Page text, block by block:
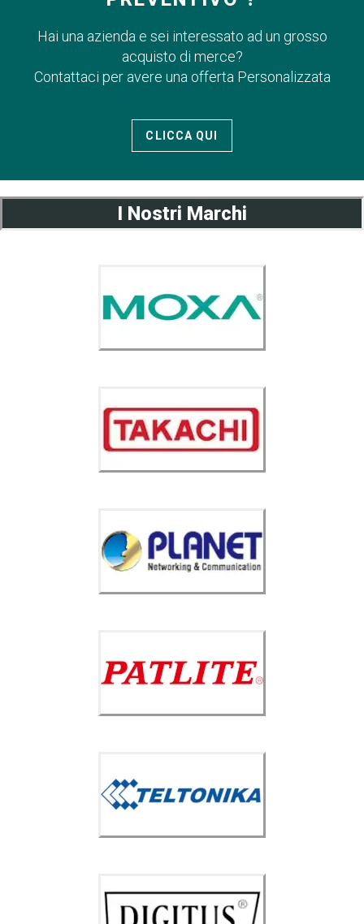
Hai una azienda e sei interessato ad un grosso
acquisto di merce?
Contattaci per avere una offerta Personalizzata
CLICCA QUI
I Nostri Marchi